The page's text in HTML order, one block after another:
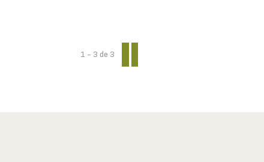
1 - 3 de 3